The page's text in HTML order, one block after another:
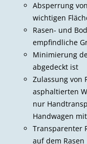
Absperrung
wichtigen
Rasen- und
empfindliche
Minimierung
abgedeckt ist
Zulassung von
asphaltierten
nur
Handwagen
Transparenter
auf dem Rasen